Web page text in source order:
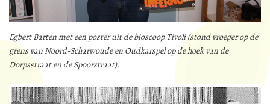
Egbert Barten met een poster uit de bioscoop Tivoli (stond vroeger op de
grens van Noord-Scharwoude en Oudkarspel op de hoek van de
Dorpsstraat en de Spoorstraat).